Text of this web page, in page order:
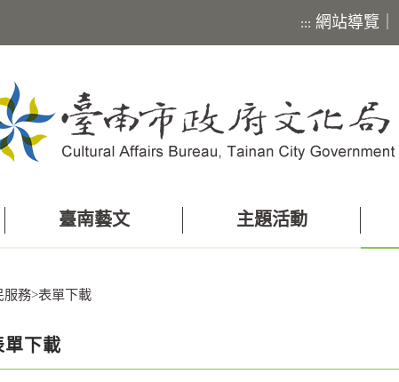
::: 網站導覽
臺南藝文 主題活動
服務>表單下載
單下載